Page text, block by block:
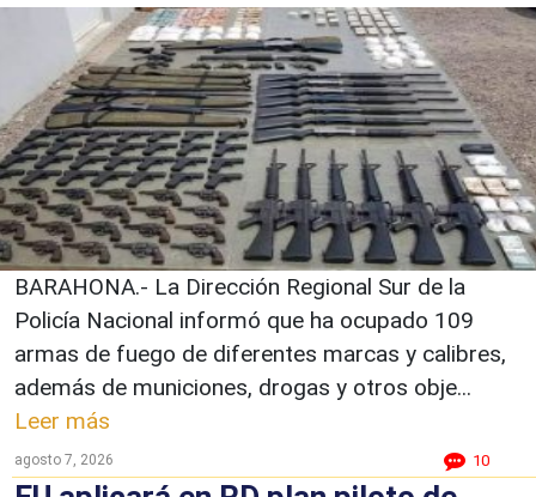
BARAHONA.- La Dirección Regional Sur de la
Policía Nacional informó que ha ocupado 109
armas de fuego de diferentes marcas y calibres,
además de municiones, drogas y otros obje...
Leer más
agosto 7, 2026 10